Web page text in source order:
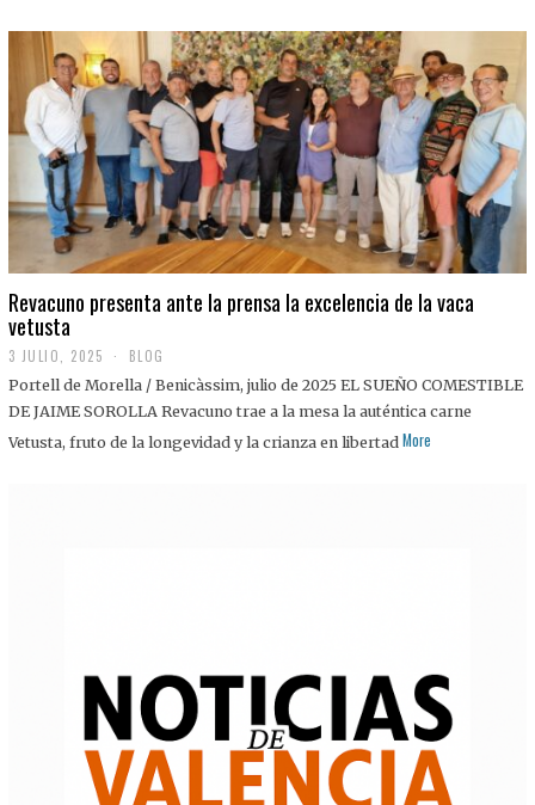
2
5
Revacuno presenta ante la prensa la excelencia de la vaca
vetusta
3 JULIO, 2025
J
U
I
BLOG
Portell de Morella / Benicàssim, julio de 2025 EL SUEÑO COMESTIBLE
DE JAIME SOROLLA Revacuno trae a la mesa la auténtica carne
Vetusta, fruto de la longevidad y la crianza en libertad More